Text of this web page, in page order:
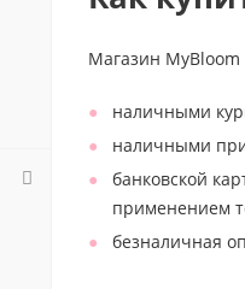
Магазин MyBloom
наличными
наличными
банковской
применением
безналичная